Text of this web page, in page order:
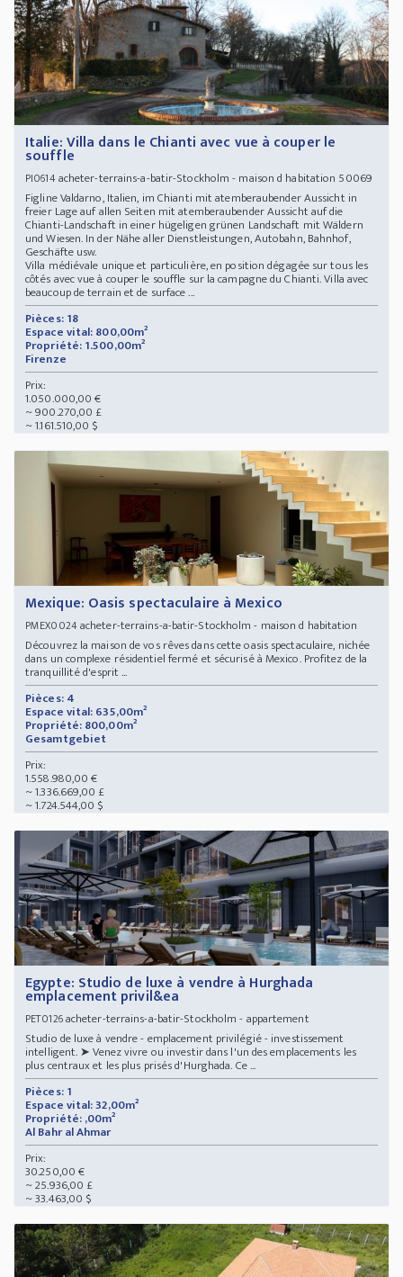
Italie: Villa dans le Chianti avec vue à couper le
souffle
PI0614acheter-terrains-a-batir-Stockholm - maison d habitation 50069
Figline Valdarno, Italien, im Chianti mit atemberaubender Aussicht in
freier Lage auf allen Seiten mit atemberaubender Aussicht auf die
Chianti-Landschaft in einer hügeligen grünen Landschaft mit Wäldern
und Wiesen. In der Nähe aller Dienstleistungen, Autobahn, Bahnhof,
Geschäfte usw.
Villa médiévale unique et particulière, en position dégagée sur tous les
côtés avec vue à couper le souffle sur la campagne du Chianti. Villa avec
beaucoup de terrain et de surface ...
Pièces: 18
Espace vital: 800,00m²
Propriété: 1.500,00m²
Firenze
Prix:
1.050.000,00 €
~ 900.270,00 £
~ 1.161.510,00 $
Mexique: Oasis spectaculaire à Mexico
PMEX0024acheter-terrains-a-batir-Stockholm - maison d habitation
Découvrez la maison de vos rêves dans cette oasis spectaculaire, nichée
dans un complexe résidentiel fermé et sécurisé à Mexico. Profitez de la
tranquillité d'esprit ...
Pièces: 4
Espace vital: 635,00m²
Propriété: 800,00m²
Gesamtgebiet
Prix:
1.558.980,00 €
~ 1.336.669,00 £
~ 1.724.544,00 $
Egypte: Studio de luxe à vendre à Hurghada
emplacement privil&ea
PET0126acheter-terrains-a-batir-Stockholm - appartement
Studio de luxe à vendre - emplacement privilégié - investissement
intelligent. ➤ Venez vivre ou investir dans l'un des emplacements les
plus centraux et les plus prisés d'Hurghada. Ce ...
Pièces: 1
Espace vital: 32,00m²
Propriété: ,00m²
Al Bahr al Ahmar
Prix:
30.250,00 €
~ 25.936,00 £
~ 33.463,00 $